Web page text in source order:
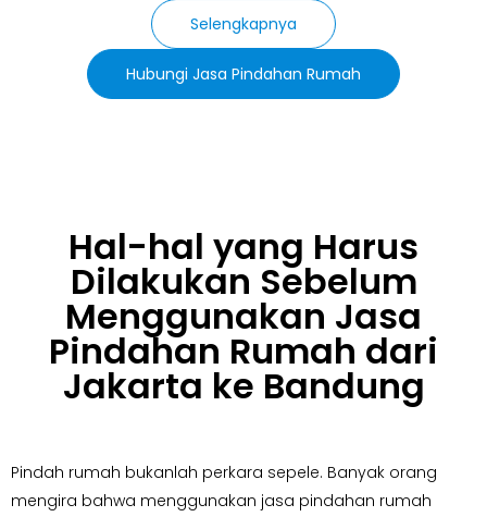
Selengkapnya
Hubungi Jasa Pindahan Rumah
Hal-hal yang Harus
Dilakukan Sebelum
Menggunakan Jasa
Pindahan Rumah dari
Jakarta ke Bandung
Pindah rumah bukanlah perkara sepele. Banyak orang
mengira bahwa menggunakan jasa pindahan rumah